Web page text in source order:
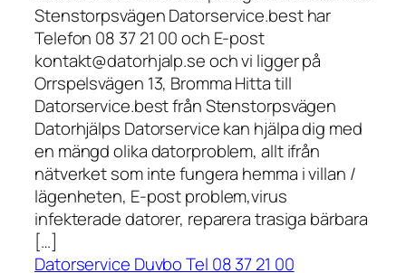
Stenstorpsvägen Datorservice.best har
Telefon 08 37 21 00 och E-post
kontakt@datorhjalp.se och vi ligger på
Orrspelsvägen 13, Bromma Hitta till
Datorservice.best från Stenstorpsvägen
Datorhjälps Datorservice kan hjälpa dig med
en mängd olika datorproblem, allt ifrån
nätverket som inte fungera hemma i villan /
lägenheten, E-post problem,virus
infekterade datorer, reparera trasiga bärbara
[…]
Datorservice Duvbo Tel 08 37 21 00